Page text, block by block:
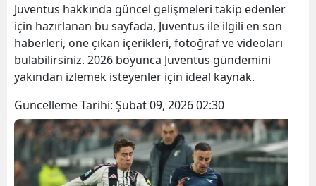
Juventus hakkında güncel gelişmeleri takip edenler
için hazırlanan bu sayfada, Juventus ile ilgili en son
haberleri, öne çıkan içerikleri, fotoğraf ve videoları
bulabilirsiniz. 2026 boyunca Juventus gündemini
yakından izlemek isteyenler için ideal kaynak.
Güncelleme Tarihi: Şubat 09, 2026 02:30